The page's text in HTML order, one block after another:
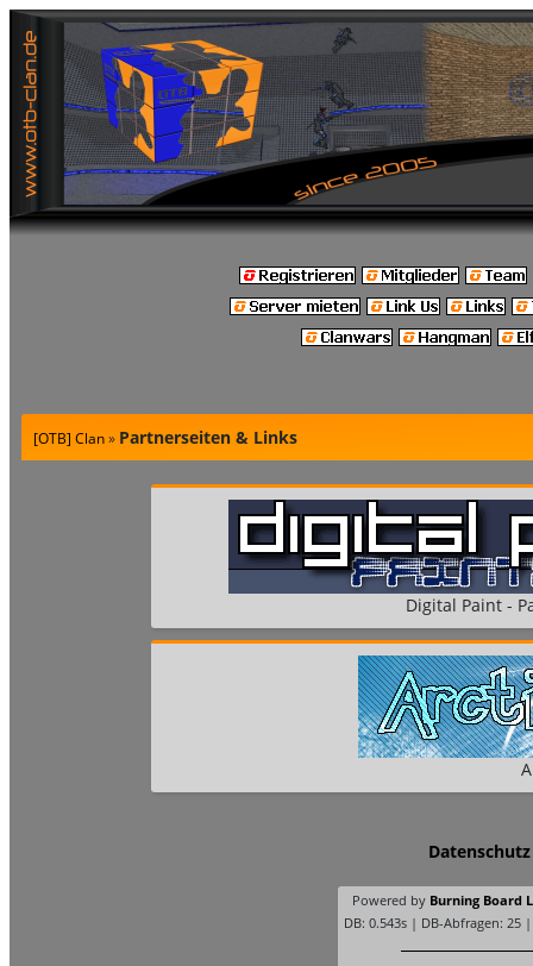
[OTB] Clan» Partnerseiten & Links
Digital Paint -
Datenschutz
Powered by Burning Board
DB: 0.543s | DB-Abfragen: 25